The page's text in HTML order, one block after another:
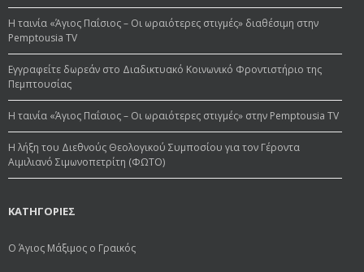
Η ταινία «Άγιος Παΐσιος – Οι ωραιότερες στιγμές» διαθέσιμη στην
Pemptousia TV
Εγγραφείτε δωρεάν στο Διαδικτυακό Κοινωνικό Φροντιστήριο της
Πεμπτουσίας
Η ταινία «Άγιος Παΐσιος – Οι ωραιότερες στιγμές» στην Pemptousia TV
Η λήξη του Διεθνούς Θεολογικού Συμποσίου για τον Γέροντα
Αιμιλιανό Σιμωνοπετρίτη (ΦΩΤΟ)
ΚΑΤΗΓΟΡΙΕΣ
Ο Άγιος Μάξιμος ο Γραικός